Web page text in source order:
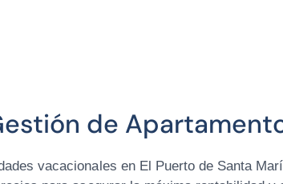
de
vacacionales en El Puerto de Santa